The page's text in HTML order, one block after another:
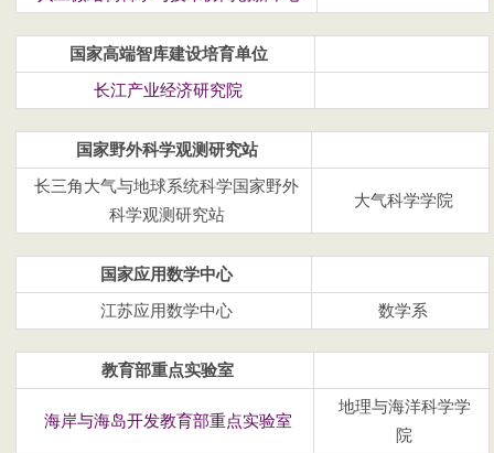
国家高端智库建设培育单位
长江产业经济研究院
国家野外科学观测研究站
长三角大气与地球系统科学国家野外
科学观测研究站
大气科学学院
国家应用数学中心
江苏应用数学中心 数学系
教育部重点实验室
海岸与海岛开发教育部重点实验室
地理与海洋科学学
院